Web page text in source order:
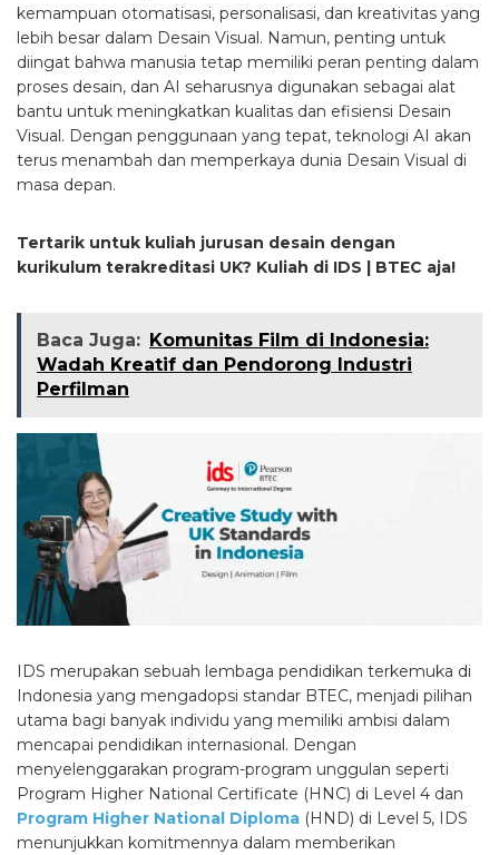
kemampuan otomatisasi, personalisasi, dan kreativitas yang
lebih besar dalam Desain Visual. Namun, penting untuk
diingat bahwa manusia tetap memiliki peran penting dalam
proses desain, dan AI seharusnya digunakan sebagai alat
bantu untuk meningkatkan kualitas dan efisiensi Desain
Visual. Dengan penggunaan yang tepat, teknologi AI akan
terus menambah dan memperkaya dunia Desain Visual di
masa depan.
Tertarik untuk kuliah jurusan desain dengan
kurikulum terakreditasi UK? Kuliah di IDS | BTEC aja!
Baca Juga: Komunitas Film di Indonesia:
Wadah Kreatif dan Pendorong Industri
Perfilman
IDS merupakan sebuah lembaga pendidikan terkemuka di
Indonesia yang mengadopsi standar BTEC, menjadi pilihan
utama bagi banyak individu yang memiliki ambisi dalam
mencapai pendidikan internasional. Dengan
menyelenggarakan program-program unggulan seperti
Program Higher National Certificate (HNC) di Level 4 dan
Program Higher National Diploma (HND) di Level 5, IDS
menunjukkan komitmennya dalam memberikan